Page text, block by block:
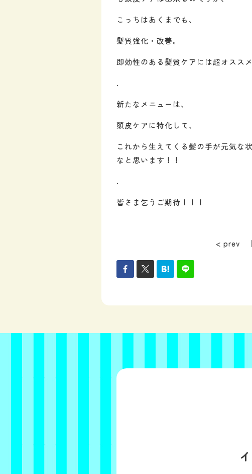
こっちはあくまでも、
髪質強化・改善。
即効性のある髪質ケアには超オススメ
.
新たなメニューは、
頭皮ケアに特化して、
これから生えてくる髪の手が元気な
なと思います！！
.
皆さま乞うご期待！！！
< prev